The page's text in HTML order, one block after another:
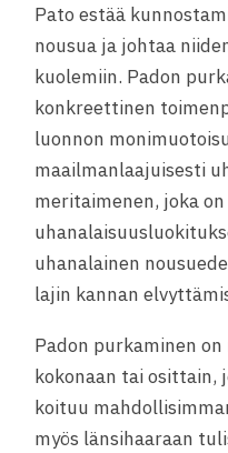
Pato estää
nousua ja johtaa
kuolemiin. Padon
konkreettinen
luonnon
maailmanlaajuisesti
meritaimenen, joka
uhanalainen
lajin kannan
Padon purkaminen
kokonaan tai osittain,
koituu
myös länsihaaraan